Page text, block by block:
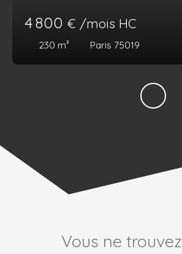
4 800 € /mois HC
230 m² Paris 75019
Vous ne